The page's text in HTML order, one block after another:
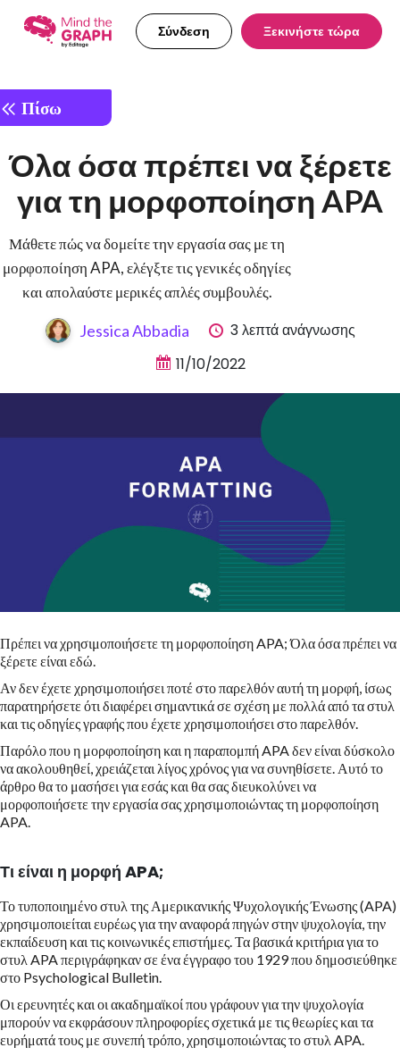
Σύνδεση Ξεκινήστε τώρα
Πίσω
Όλα όσα πρέπει να ξέρετε
για τη μορφοποίηση APA
Μάθετε πώς να δομείτε την εργασία σας με τη
μορφοποίηση APA, ελέγξτε τις γενικές οδηγίες
και απολαύστε μερικές απλές συμβουλές.
Jessica Abbadia
3 λεπτά ανάγνωσης
11/10/2022
Πρέπει να χρησιμοποιήσετε τη μορφοποίηση APA; Όλα όσα πρέπει να
ξέρετε είναι εδώ.
Αν δεν έχετε χρησιμοποιήσει ποτέ στο παρελθόν αυτή τη μορφή, ίσως
παρατηρήσετε ότι διαφέρει σημαντικά σε σχέση με πολλά από τα στυλ
και τις οδηγίες γραφής που έχετε χρησιμοποιήσει στο παρελθόν.
Παρόλο που η μορφοποίηση και η παραπομπή APA δεν είναι δύσκολο
να ακολουθηθεί, χρειάζεται λίγος χρόνος για να συνηθίσετε. Αυτό το
άρθρο θα το μασήσει για εσάς και θα σας διευκολύνει να
μορφοποιήσετε την εργασία σας χρησιμοποιώντας τη μορφοποίηση
APA.
Τι είναι η μορφή APA;
Το τυποποιημένο στυλ της Αμερικανικής Ψυχολογικής Ένωσης (APA)
χρησιμοποιείται ευρέως για την αναφορά πηγών στην ψυχολογία, την
εκπαίδευση και τις κοινωνικές επιστήμες. Τα βασικά κριτήρια για το
στυλ APA περιγράφηκαν σε ένα έγγραφο του 1929 που δημοσιεύθηκε
στο Psychological Bulletin.
Οι ερευνητές και οι ακαδημαϊκοί που γράφουν για την ψυχολογία
μπορούν να εκφράσουν πληροφορίες σχετικά με τις θεωρίες και τα
ευρήματά τους με συνεπή τρόπο, χρησιμοποιώντας το στυλ APA.